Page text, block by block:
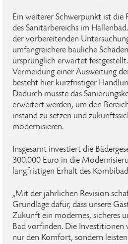
Ein weiterer Schwerpunkt ist die
des Sanitärbereichs im
der vorbereitenden
umfangreichere bauliche
ursprünglich erwartet
Vermeidung einer Ausweitung
besteht hier kurzfristiger
Dadurch musste das
erweitert werden, um den
instand zu setzen und
modernisieren.
Insgesamt investiert die
300.000 Euro in die
langfristigen Erhalt des
„Mit der jährlichen Revision
Grundlage dafür, dass unsere
Zukunft ein modernes, sicheres
Bad vorfinden. Die Investitionen
nur den Komfort, sondern